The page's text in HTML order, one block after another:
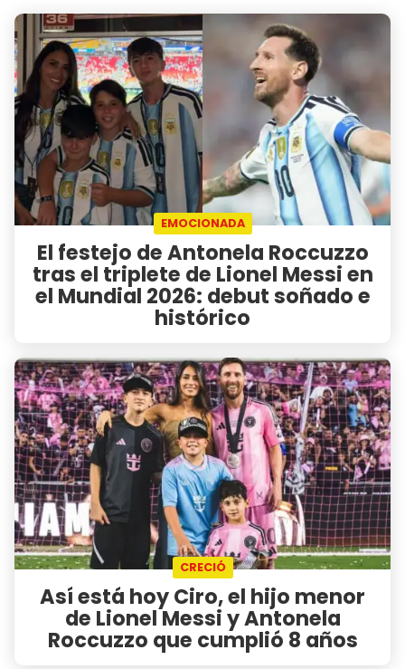
EMOCIONADA
El festejo de Antonela Roccuzzo
tras el triplete de Lionel Messi en
el Mundial 2026: debut soñado e
histórico
CRECIÓ
Así está hoy Ciro, el hijo menor
de Lionel Messi y Antonela
Roccuzzo que cumplió 8 años